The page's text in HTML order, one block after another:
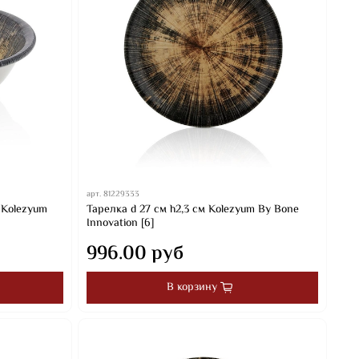
арт.81229333
Тарелка d 27 см h2,3 см Kolezyum By Bone
Innovation [6]
996.00 руб
В корзину